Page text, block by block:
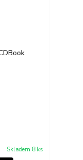
Skladem 8 ks